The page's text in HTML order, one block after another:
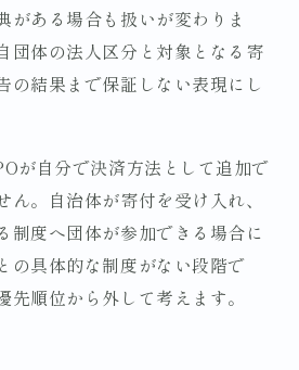
がある場合も扱いが変わりま
団体の法人区分と対象となる寄
の結果まで保証しない表現にし
が自分で決済方法として追加で
ん。自治体が寄付を受け入れ、
制度へ団体が参加できる場合に
の具体的な制度がない段階で
先順位から外して考えます。